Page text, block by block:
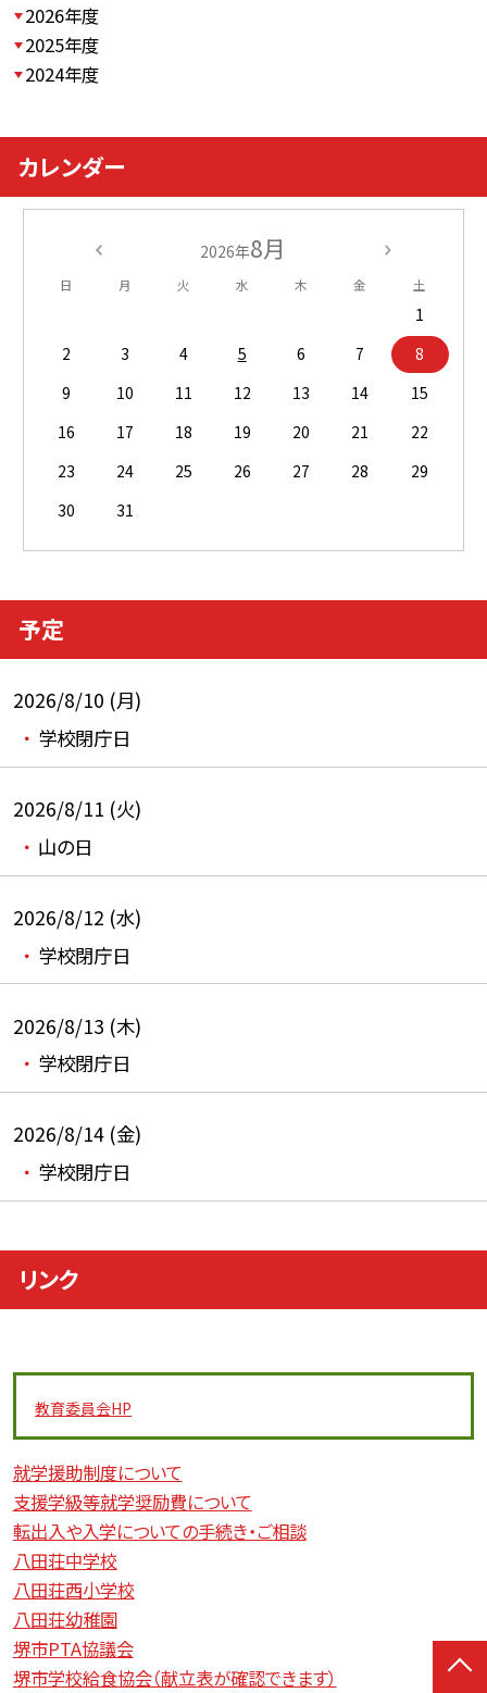
2026年度
2025年度
2024年度
カレンダー
2026年8月
日 月 火 水 木 金 土
1
2
3 4 5 6 7
8
9
10 11 12 13 14
15
16
17 18 19 20 21
22
23
24 25 26 27 28
29
30
31
予定
2026/8/10 (月)
学校閉庁日
2026/8/11 (火)
山の日
2026/8/12 (水)
学校閉庁日
2026/8/13 (木)
学校閉庁日
2026/8/14 (金)
学校閉庁日
リンク
教育委員会HP
就学援助制度について
支援学級等就学奨励費について
転出入や入学についての手続き・ご相談
八田荘中学校
八田荘西小学校
八田荘幼稚園
堺市PTA協議会
堺市学校給食協会（献立表が確認できます）